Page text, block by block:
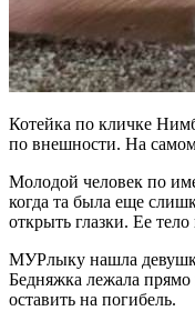
Котейка по кличке
по внешности. На
Молодой человек по
когда та была еще
открыть глазки. Ее
МУРлыку нашла
Бедняжка лежала прямо
оставить на погибель.